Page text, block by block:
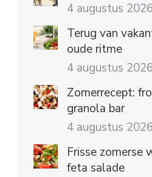
4 augustus 2026
Terug van
oude ritme
4 augustus 2026
Zomerrecept:
granola bar
4 augustus 2026
Frisse zomerse
feta salade